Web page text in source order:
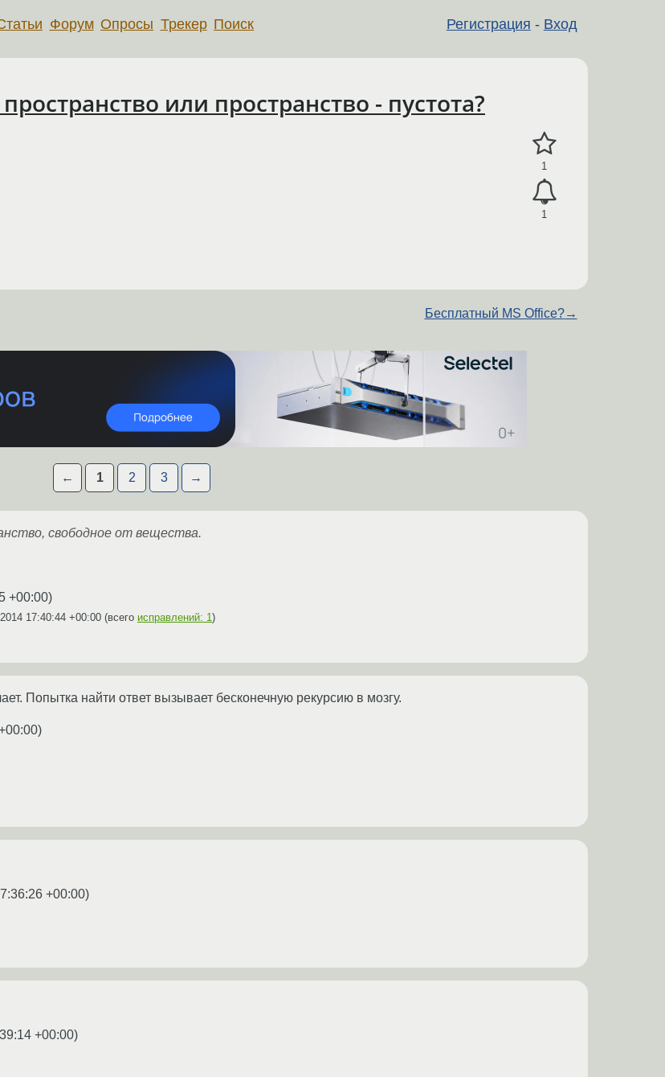
Регистрация - Вход
Форум Опросы Трекер Поиск
или пространство - пустота?
1
1
Бесплатный MS Office?→
← 1 2 3 →
свободное от вещества.
+00:00)
17:40:44 +00:00 (всего исправлений: 1 )
Попытка найти ответ вызывает бесконечную рекурсию в мозгу.
)
+00:00)
+00:00)